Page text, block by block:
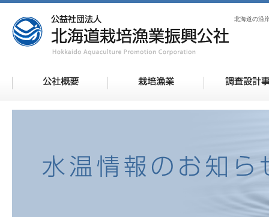
北海道の沿